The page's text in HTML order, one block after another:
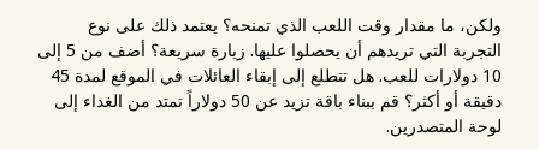
ولكن، ما مقدار وقت اللعب الذي تمنحه؟ يعتمد ذلك على نوع
التجربة التي تريدهم أن يحصلوا عليها. زيارة سريعة؟ أضف من 5 إلى
10 دولارات للعب. هل تتطلع إلى إبقاء العائلات في الموقع لمدة 45
دقيقة أو أكثر؟ قم ببناء باقة تزيد عن 50 دولاراً تمتد من الغداء إلى
لوحة المتصدرين.